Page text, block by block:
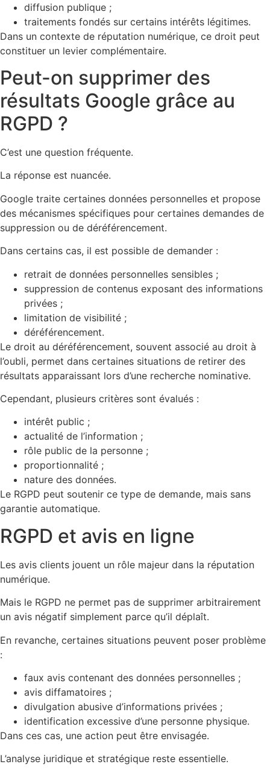
diffusion publique ;
traitements fondés sur certains intérêts légitimes.
Dans un contexte de réputation numérique, ce droit peut
constituer un levier complémentaire.
Peut-on supprimer des
résultats Google grâce au
RGPD ?
C’est une question fréquente.
La réponse est nuancée.
Google traite certaines données personnelles et propose
des mécanismes spécifiques pour certaines demandes de
suppression ou de déréférencement.
Dans certains cas, il est possible de demander :
retrait de données personnelles sensibles ;
suppression de contenus exposant des informations
privées ;
limitation de visibilité ;
déréférencement.
Le droit au déréférencement, souvent associé au droit à
l’oubli, permet dans certaines situations de retirer des
résultats apparaissant lors d’une recherche nominative.
Cependant, plusieurs critères sont évalués :
intérêt public ;
actualité de l’information ;
rôle public de la personne ;
proportionnalité ;
nature des données.
Le RGPD peut soutenir ce type de demande, mais sans
garantie automatique.
RGPD et avis en ligne
Les avis clients jouent un rôle majeur dans la réputation
numérique.
Mais le RGPD ne permet pas de supprimer arbitrairement
un avis négatif simplement parce qu’il déplaît.
En revanche, certaines situations peuvent poser problème
:
faux avis contenant des données personnelles ;
avis diffamatoires ;
divulgation abusive d’informations privées ;
identification excessive d’une personne physique.
Dans ces cas, une action peut être envisagée.
L’analyse juridique et stratégique reste essentielle.